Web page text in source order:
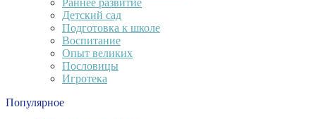
Детский сад
Подготовка к школе
Воспитание
Опыт великих
Пословицы
Игротека
Популярное